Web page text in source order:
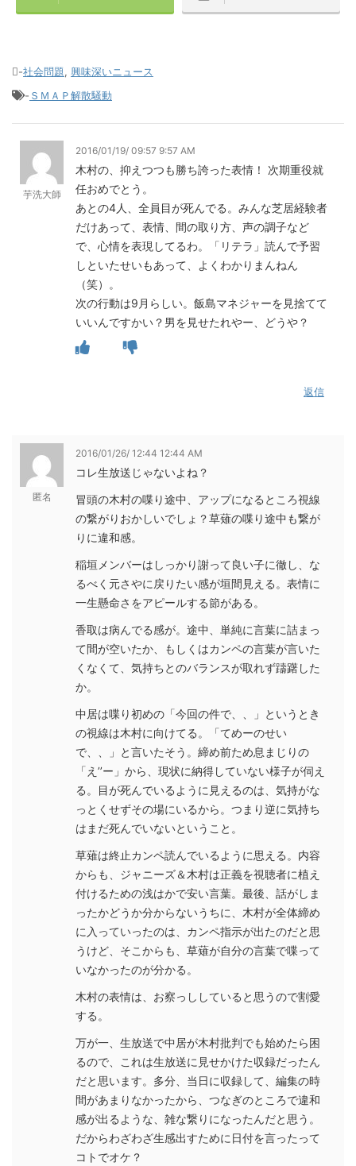
-社会問題, 興味深いニュース
- ＳＭＡＰ解散騒動
芋洗大師
2016/01/19/ 09:57 9:57 AM
木村の、抑えつつも勝ち誇った表情！ 次期重役就
任おめでとう。
あとの4人、全員目が死んでる。みんな芝居経験者
だけあって、表情、間の取り方、声の調子など
で、心情を表現してるわ。「リテラ」読んで予習
しといたせいもあって、よくわかりまんねん
（笑）。
次の行動は9月らしい。飯島マネジャーを見捨てて
いいんですかい？男を見せたれやー、どうや？
返信
匿名
2016/01/26/ 12:44 12:44 AM
コレ生放送じゃないよね？
冒頭の木村の喋り途中、アップになるところ視線
の繋がりおかしいでしょ？草薙の喋り途中も繋が
りに違和感。
稲垣メンバーはしっかり謝って良い子に徹し、な
るべく元さやに戻りたい感が垣間見える。表情に
一生懸命さをアピールする節がある。
香取は病んでる感が。途中、単純に言葉に詰まっ
て間が空いたか、もしくはカンペの言葉が言いた
くなくて、気持ちとのバランスが取れず躊躇した
か。
中居は喋り初めの「今回の件で、、」というとき
の視線は木村に向けてる。「てめーのせい
で、、」と言いたそう。締め前ため息まじりの
「え’’ー」から、現状に納得していない様子が伺え
る。目が死んでいるように見えるのは、気持がな
っとくせずその場にいるから。つまり逆に気持ち
はまだ死んでいないということ。
草薙は終止カンペ読んでいるように思える。内容
からも、ジャニーズ＆木村は正義を視聴者に植え
付けるための浅はかで安い言葉。最後、話がしま
ったかどうか分からないうちに、木村が全体締め
に入っていったのは、カンペ指示が出たのだと思
うけど、そこからも、草薙が自分の言葉で喋って
いなかったのが分かる。
木村の表情は、お察っししていると思うので割愛
する。
万が一、生放送で中居が木村批判でも始めたら困
るので、これは生放送に見せかけた収録だったん
だと思います。多分、当日に収録して、編集の時
間があまりなかったから、つなぎのところで違和
感が出るような、雑な繋りになったんだと思う。
だからわざわざ生感出すために日付を言ったって
コトでオケ？